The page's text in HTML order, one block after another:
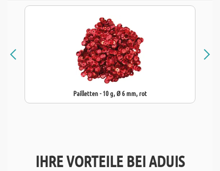
Pailletten - 10 g, Ø 6 mm, rot
IHRE VORTEILE BEI ADUIS